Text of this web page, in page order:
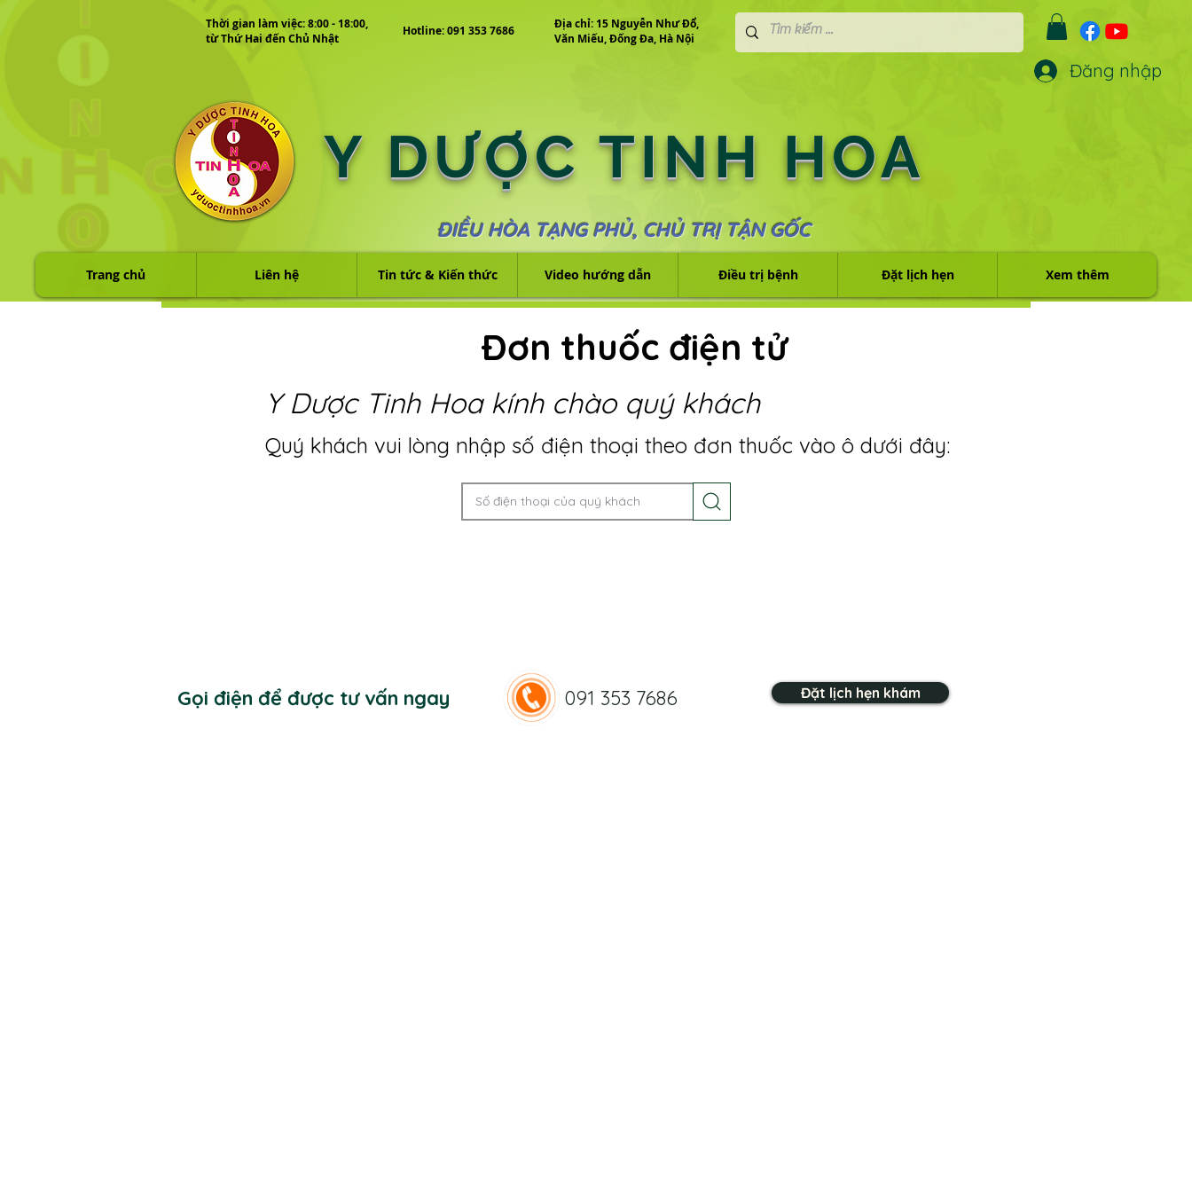
Đăng nhập
Thời gian làm việc: 8:00 - 18:00,
từ Thứ Hai đến Chủ Nhật
Hotline: 091 353 7686
Địa chỉ: 15 Nguyễn Như Đổ,
Văn Miếu, Đống Đa, Hà Nội
Y DƯỢC TINH HOA
ĐIỀU HÒA TẠNG PHỦ, CHỦ TRỊ TẬN GỐC
Trang chủ Liên hệ Tin tức & Kiến thức Video hướng dẫn Điều trị bệnh Đặt lịch hẹn Xem thêm
Đơn thuốc điện tử
Y Dược Tinh Hoa kính chào quý khách
Quý khách vui lòng nhập số điện thoại theo đơn thuốc vào ô dưới đây:
Gọi điện để được tư vấn ngay 091 353 7686 Đặt lịch hẹn khám